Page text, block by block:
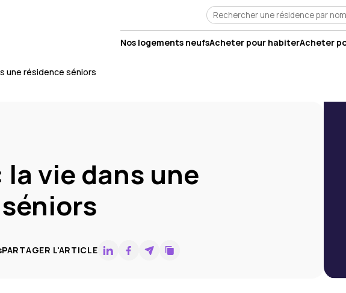
Nos logements neufsAcheter pour habiterAcheter
une résidence séniors
vie dans une
PARTAGER L'ARTICLE